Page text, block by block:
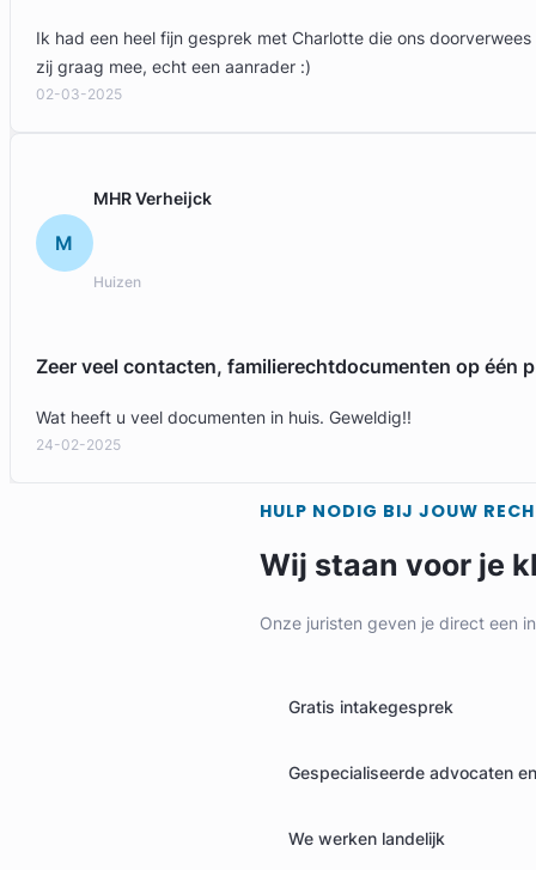
Ik had een heel fijn gesprek met Charlotte die ons
zij graag mee, echt een aanrader :)
02-03-2025
M
MHR Verheijck
Huizen
Zeer veel contacten, familierechtdocumenten op één
Wat heeft u veel documenten in huis. Geweldig!!
24-02-2025
HULP NODIG BIJ JOUW
Wij staan voor je
Onze juristen geven je direct een
Gratis intakegesprek
Gespecialiseerde advocaten
We werken landelijk